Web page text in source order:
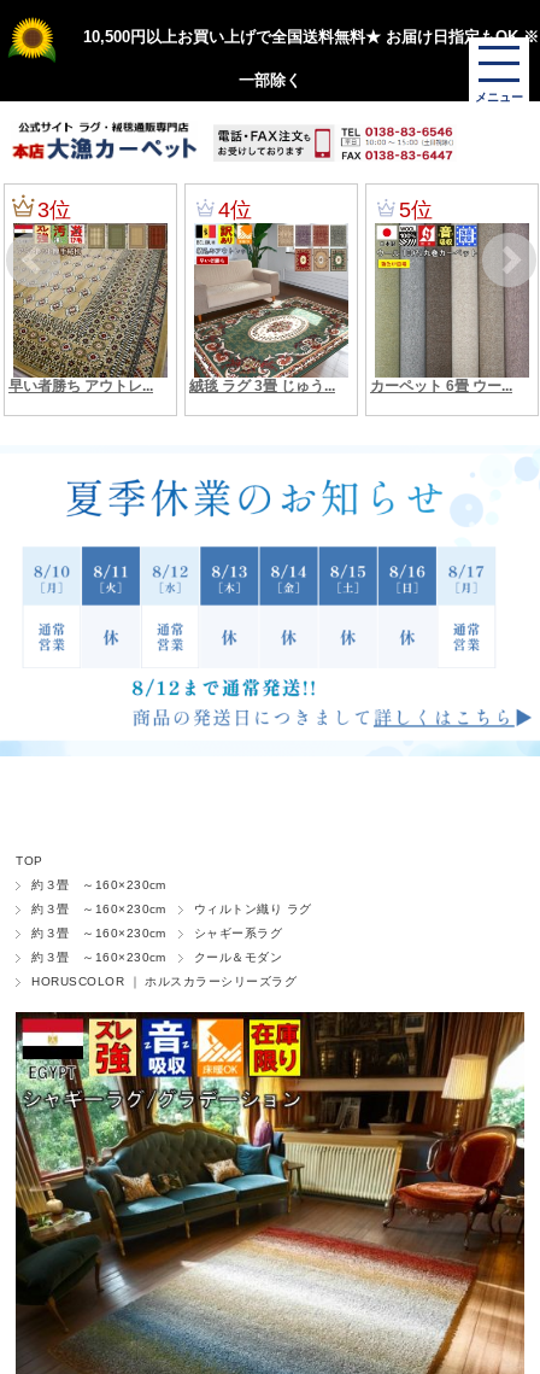
10,500円以上お買い上げで全国送料無料★ お届け日指定もOK ※
一部除く
TOP
約３畳 ～160×230cm
約３畳 ～160×230cm
ウィルトン織り ラグ
約３畳 ～160×230cm
シャギー系ラグ
約３畳 ～160×230cm
クール＆モダン
HORUSCOLOR ｜ ホルスカラーシリーズラグ